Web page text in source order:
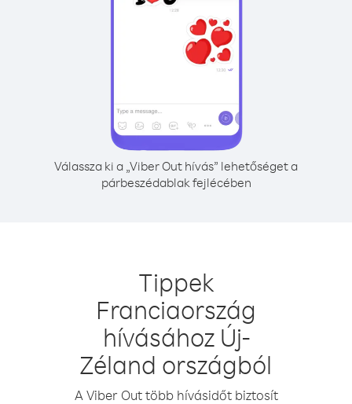
Válassza ki a „Viber Out hívás” lehetőséget a
párbeszédablak fejlécében
Tippek
Franciaország
hívásához Új-
Zéland országból
A Viber Out több hívásidőt biztosít